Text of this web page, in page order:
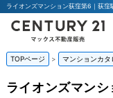
TOPページ マンションカタ
ライオンズマン